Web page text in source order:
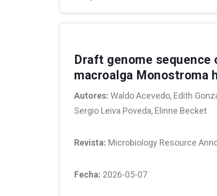
Draft genome
macroalga Monostroma
Autores: Waldo Acevedo, Edith
Sergio Leiva Poveda, Elinne Becket
Revista: Microbiology Resource
Fecha: 2026-05-07